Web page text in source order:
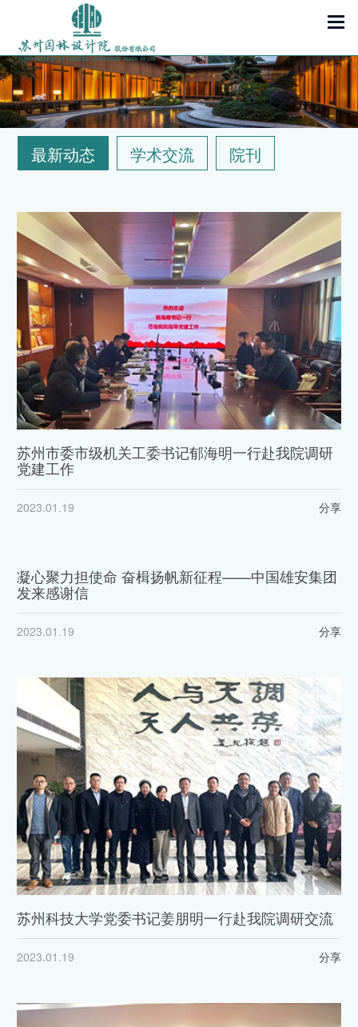
最新动态 学术交流 院刊
苏州市委市级机关工委书记郁海明一行赴我院调研
党建工作
2023.01.19 分享
凝心聚力担使命 奋楫扬帆新征程——中国雄安集团
发来感谢信
2023.01.19 分享
苏州科技大学党委书记姜朋明一行赴我院调研交流
2023.01.19 分享